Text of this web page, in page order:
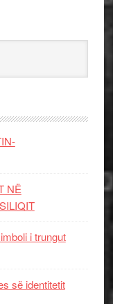
NË
i trungut
së identitetit